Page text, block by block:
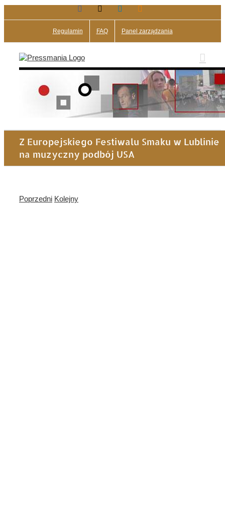
do
Facebook LinkedIn
Regulamin FAQ Panel zarządzania
Z Europejskiego Festiwalu Smaku w Lublinie
na muzyczny podbój USA
Poprzedni Kolejny